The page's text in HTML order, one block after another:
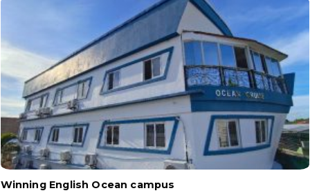
Winning English Ocean campus